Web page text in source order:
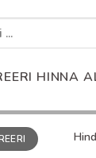
HINNA